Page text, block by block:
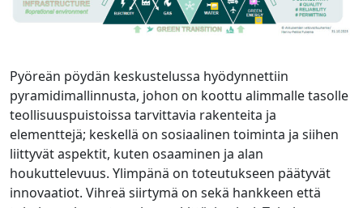
Pyöreän pöydän keskustelussa hyödynnettiin
pyramidimallinnusta, johon on koottu alimmalle tasolle
teollisuuspuistoissa tarvittavia rakenteita ja
elementtejä; keskellä on sosiaalinen toiminta ja siihen
liittyvät aspektit, kuten osaaminen ja alan
houkuttelevuus. Ylimpänä on toteutukseen päätyvät
innovaatiot. Vihreä siirtymä on sekä hankkeen että